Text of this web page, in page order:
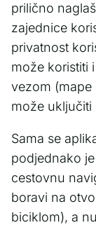
prilično
zajednice
privatnost
može koristiti
vezom (mape
može uključiti
Sama se
podjednako
cestovnu
boravi na
biciklom), a